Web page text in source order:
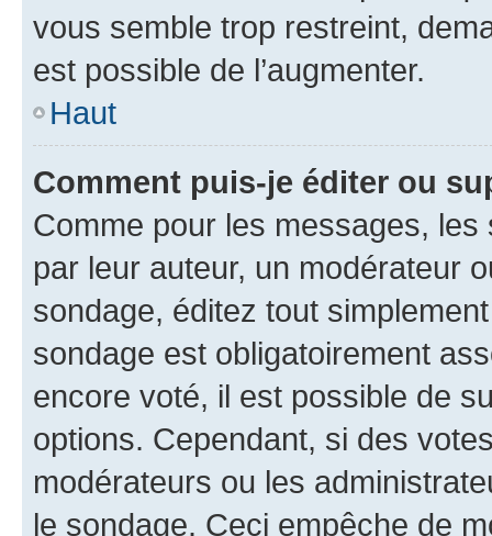
vous semble trop restreint,
est possible de l’augmenter.
Haut
Comment puis-je éditer ou
Comme pour les messages,
par leur auteur, un modérateur
sondage, éditez tout
sondage est obligatoirement
encore voté, il est possible de
options. Cependant, si des
modérateurs ou les
le sondage. Ceci empêche de